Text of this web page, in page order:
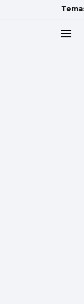
common.go-to-